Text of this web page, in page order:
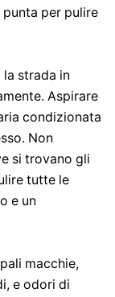
per pulire
strada in
Aspirare
condizionata
Non
si trovano gli
tutte le
e un
macchie,
e odori di